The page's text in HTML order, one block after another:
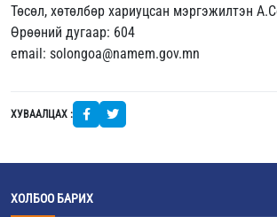
Төсөл, хөтөлбөр хариуцсан мэргэжилтэн
Өрөөний дугаар: 604
email: solongoa@namem.gov.mn
ХУВААЛЦАХ :
ХОЛБОО БАРИХ